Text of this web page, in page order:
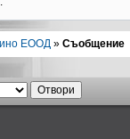
ЕООД »Съобщение